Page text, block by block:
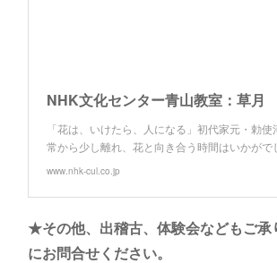
「花は、いけたら、人になる」初代家元・勅使
常から少し離れ、花と向き合う時間はいかがで
www.nhk-cul.co.jp
★その他、出稽古、体験会などもご承
にお問合せください。